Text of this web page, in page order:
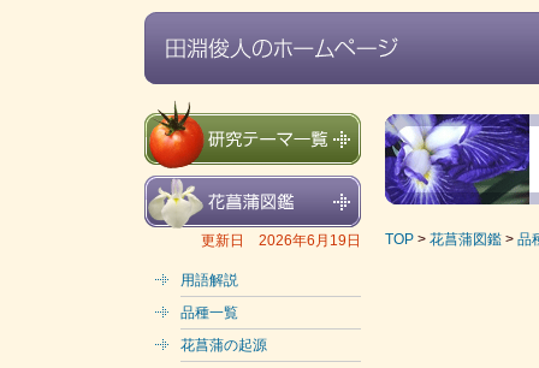
更新日 2026年6月19日
用語解説
品種一覧
花菖蒲の起源
TOP > 花菖蒲図鑑 > 品